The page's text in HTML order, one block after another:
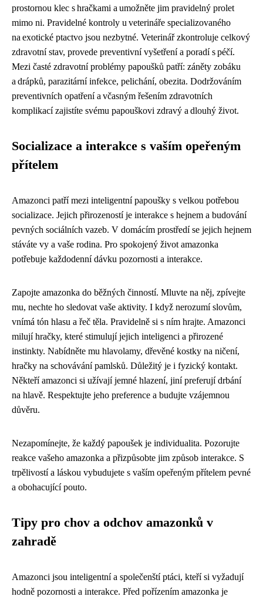
prostornou klec s hračkami a umožněte jim pravidelný prolet
mimo ni. Pravidelné kontroly u veterináře specializovaného
na exotické ptactvo jsou nezbytné. Veterinář zkontroluje celkový
zdravotní stav, provede preventivní vyšetření a poradí s péčí.
Mezi časté zdravotní problémy papoušků patří: záněty zobáku
a drápků, parazitární infekce, pelichání, obezita. Dodržováním
preventivních opatření a včasným řešením zdravotních
komplikací zajistíte svému papouškovi zdravý a dlouhý život.
Socializace a interakce s vaším opeřeným
přítelem
Amazonci patří mezi inteligentní papoušky s velkou potřebou
socializace. Jejich přirozeností je interakce s hejnem a budování
pevných sociálních vazeb. V domácím prostředí se jejich hejnem
stáváte vy a vaše rodina. Pro spokojený život amazonka
potřebuje každodenní dávku pozornosti a interakce.
Zapojte amazonka do běžných činností. Mluvte na něj, zpívejte
mu, nechte ho sledovat vaše aktivity. I když nerozumí slovům,
vnímá tón hlasu a řeč těla. Pravidelně si s ním hrajte. Amazonci
milují hračky, které stimulují jejich inteligenci a přirozené
instinkty. Nabídněte mu hlavolamy, dřevěné kostky na ničení,
hračky na schovávání pamlsků. Důležitý je i fyzický kontakt.
Někteří amazonci si užívají jemné hlazení, jiní preferují drbání
na hlavě. Respektujte jeho preference a budujte vzájemnou
důvěru.
Nezapomínejte, že každý papoušek je individualita. Pozorujte
reakce vašeho amazonka a přizpůsobte jim způsob interakce. S
trpělivostí a láskou vybudujete s vaším opeřeným přítelem pevné
a obohacující pouto.
Tipy pro chov a odchov amazonků v
zahradě
Amazonci jsou inteligentní a společenští ptáci, kteří si vyžadují
hodně pozornosti a interakce. Před pořízením amazonka je